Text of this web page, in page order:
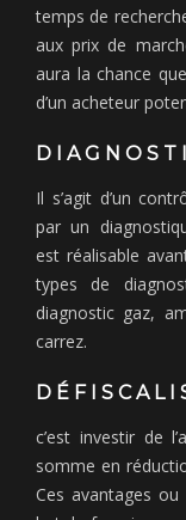
temps de
aux prix de
aura la chance
d’un acheteur
Il s’agit d’un
par un
est réalisable
types de
diagnostic gaz,
carrez.
c’est investir de
somme en
Ces avantages